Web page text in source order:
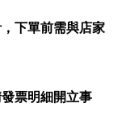
下單前需與店家
票明細開立事